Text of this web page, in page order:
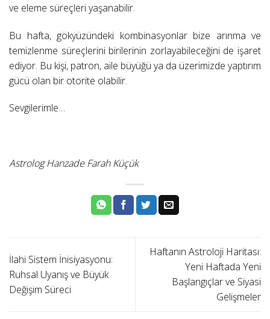
ve eleme süreçleri yaşanabilir.
Bu hafta, gökyüzündeki kombinasyonlar bize arınma ve
temizlenme süreçlerini birilerinin zorlayabileceğini de işaret
ediyor. Bu kişi, patron, aile büyüğü ya da üzerimizde yaptırım
gücü olan bir otorite olabilir.
Sevgilerimle…
Astrolog Hanzade Farah Küçük
İlahi Sistem İnisiyasyonu:
Ruhsal Uyanış ve Büyük
Değişim Süreci
Haftanın Astroloji Haritası:
Yeni Haftada Yeni
Başlangıçlar ve Siyasi
Gelişmeler